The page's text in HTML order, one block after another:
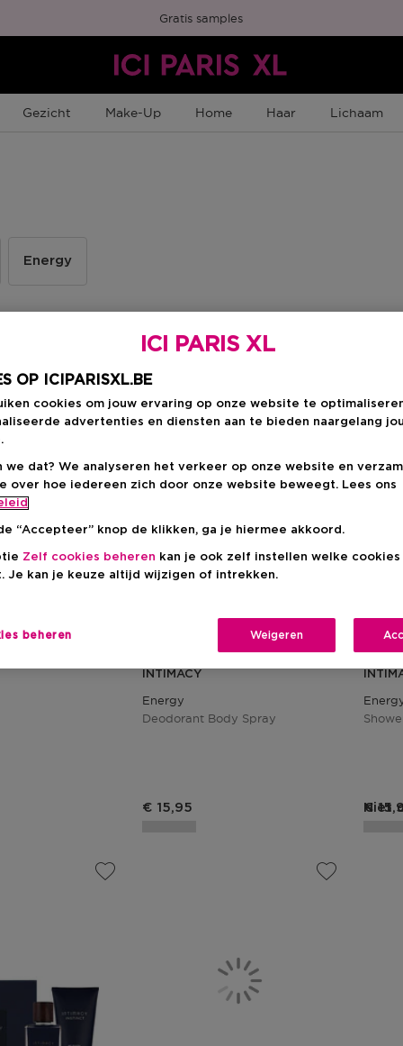
Gratis samples
Gezicht Make-Up Home Haar Lichaam
Energy
INTIMACY
Energy
Deodorant Body Spray
Productprijs
€ 15,95 Niet
€
ICI PARIS XL
OP ICIPARISXL.BE
cookies om jouw ervaring op onze website te
advertenties en diensten aan te bieden naargelang
we dat? We analyseren het verkeer op onze website en
over hoe iedereen zich door onze website beweegt. Lees ons
“Accepteer” knop de klikken, ga je hiermee akkoord.
Zelf cookies beheren kan je ook zelf instellen welke cookies
Je kan je keuze altijd wijzigen of intrekken.
beheren Weigeren